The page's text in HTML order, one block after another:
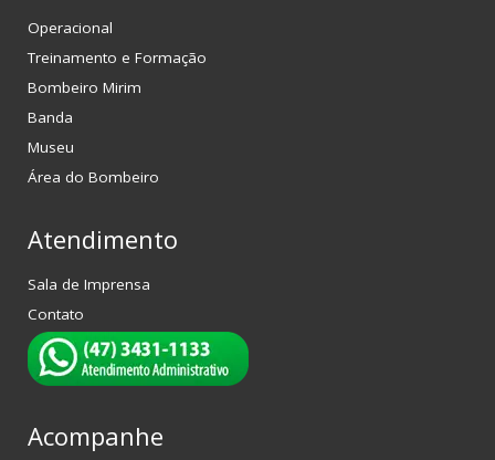
Operacional
Treinamento e Formação
Bombeiro Mirim
Banda
Museu
Área do Bombeiro
Atendimento
Sala de Imprensa
Contato
Acompanhe